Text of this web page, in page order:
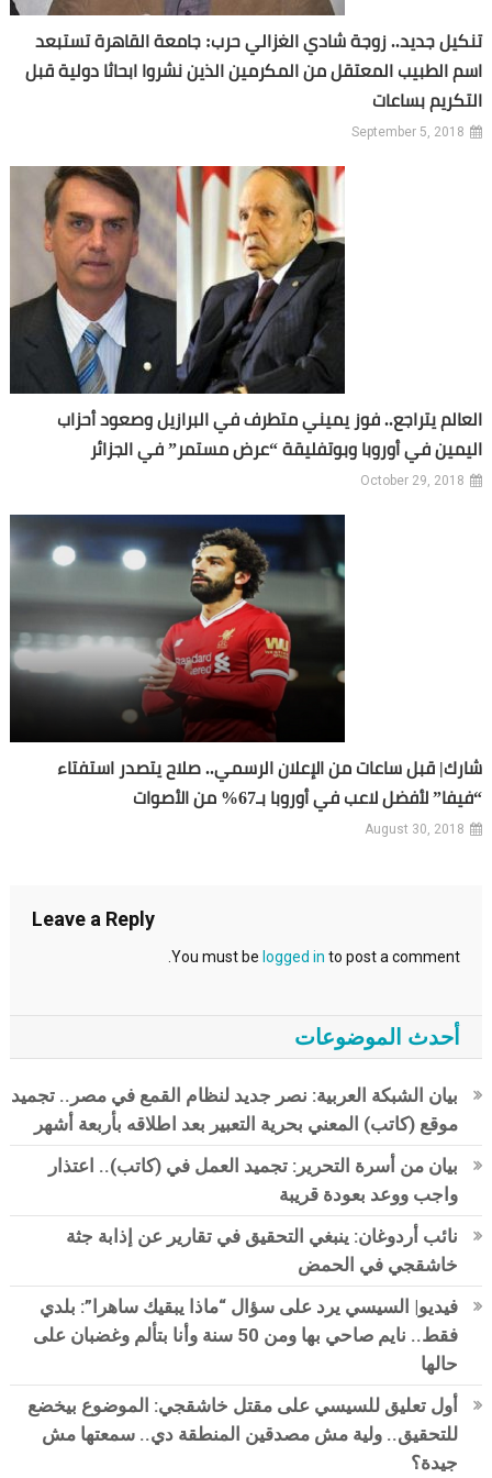
تنكيل جديد.. زوجة شادي الغزالي حرب: جامعة القاهرة تستبعد
اسم الطبيب المعتقل من المكرمين الذين نشروا ابحاثا دولية قبل
التكريم بساعات
September 5, 2018
العالم يتراجع.. فوز يميني متطرف في البرازيل وصعود أحزاب
اليمين في أوروبا وبوتفليقة “عرض مستمر” في الجزائر
October 29, 2018
شارك| قبل ساعات من الإعلان الرسمي.. صلاح يتصدر استفتاء
“فيفا” لأفضل لاعب في أوروبا بـ67% من الأصوات
August 30, 2018
Leave a Reply
You must be logged in to post a comment.
أحدث الموضوعات
بيان الشبكة العربية: نصر جديد لنظام القمع في مصر.. تجميد
موقع (كاتب) المعني بحرية التعبير بعد اطلاقه بأربعة أشهر
بيان من أسرة التحرير: تجميد العمل في (كاتب).. اعتذار
واجب ووعد بعودة قريبة
نائب أردوغان: ينبغي التحقيق في تقارير عن إذابة جثة
خاشقجي في الحمض
فيديو| السيسي يرد على سؤال “ماذا يبقيك ساهرا”: بلدي
فقط.. نايم صاحي بها ومن 50 سنة وأنا بتألم وغضبان على
حالها
أول تعليق للسيسي على مقتل خاشقجي: الموضوع بيخضع
للتحقيق.. ولية مش مصدقين المنطقة دي.. سمعتها مش
جيدة؟